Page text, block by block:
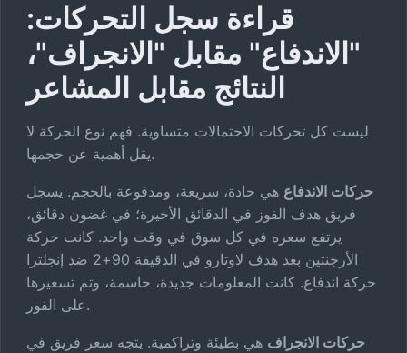
قراءة سجل التحركات:
"الاندفاع" مقابل "الانجراف"،
النتائج مقابل المشاعر
ليست كل تحركات الاحتمالات متساوية. فهم نوع الحركة لا
يقل أهمية عن حجمها.
حركات الاندفاع هي حادة، سريعة، ومدفوعة بالحجم. يسجل
فريق هدف الفوز في الدقائق الأخيرة؛ في غضون دقائق،
يرتفع سعره في كل سوق في وقت واحد. كانت حركة
الأرجنتين بعد هدف لاوتارو في الدقيقة 90+2 ضد إنجلترا
حركة اندفاع. كانت المعلومات جديدة، حاسمة، وتم تسعيرها
على الفور.
حركات الانجراف هي بطيئة وتراكمية. يتجه سعر فريق في